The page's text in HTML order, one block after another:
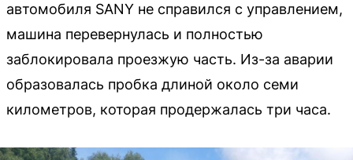
автомобиля SANY не справился с управлением,
машина перевернулась и полностью
заблокировала проезжую часть. Из-за аварии
образовалась пробка длиной около семи
километров, которая продержалась три часа.